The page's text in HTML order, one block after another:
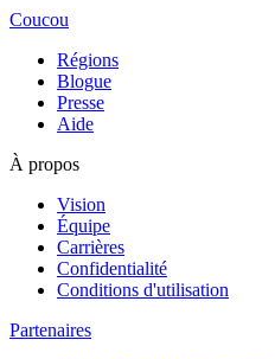
Coucou
Régions
Blogue
Presse
Aide
À propos
Vision
Équipe
Carrières
Confidentialité
Conditions d'utilisation
Partenaires